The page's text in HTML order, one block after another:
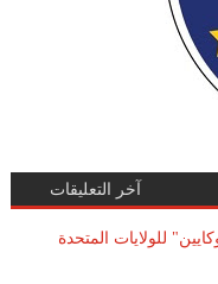
آخر التعليقات
للولايات المتحدة